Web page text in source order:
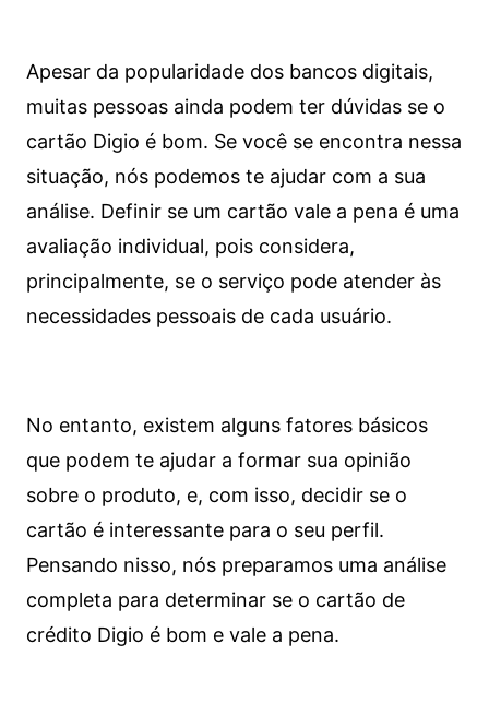
Apesar da popularidade dos bancos digitais,
muitas pessoas ainda podem ter dúvidas se o
cartão Digio é bom. Se você se encontra nessa
situação, nós podemos te ajudar com a sua
análise. Definir se um cartão vale a pena é uma
avaliação individual, pois considera,
principalmente, se o serviço pode atender às
necessidades pessoais de cada usuário.
No entanto, existem alguns fatores básicos
que podem te ajudar a formar sua opinião
sobre o produto, e, com isso, decidir se o
cartão é interessante para o seu perfil.
Pensando nisso, nós preparamos uma análise
completa para determinar se o cartão de
crédito Digio é bom e vale a pena.